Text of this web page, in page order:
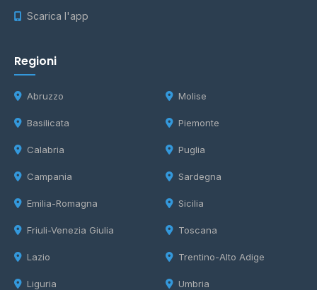
Scarica l'app
Regioni
Abruzzo
Basilicata
Calabria
Campania
Emilia-Romagna
Friuli-Venezia Giulia
Lazio
Liguria
Molise
Piemonte
Puglia
Sardegna
Sicilia
Toscana
Trentino-Alto Adige
Umbria